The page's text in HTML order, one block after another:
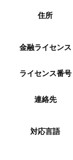
住所
金融ライセンス
ライセンス番号
連絡先
対応言語